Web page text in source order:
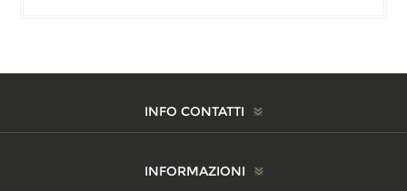
INFO CONTATTI
INFORMAZIONI